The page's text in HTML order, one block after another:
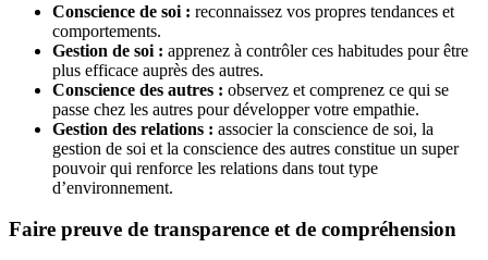
Conscience de soi : reconnaissez vos propres tendances et
comportements.
Gestion de soi : apprenez à contrôler ces habitudes pour être
plus efficace auprès des autres.
Conscience des autres : observez et comprenez ce qui se
passe chez les autres pour développer votre empathie.
Gestion des relations : associer la conscience de soi, la
gestion de soi et la conscience des autres constitue un super
pouvoir qui renforce les relations dans tout type
d’environnement.
Faire preuve de transparence et de compréhension